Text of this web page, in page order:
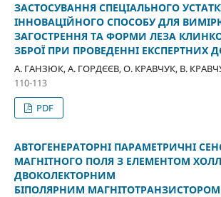
ЗАСТОСУВАННЯ СПЕЦІАЛЬНОГО
ІННОВАЦІЙНОГО СПОСОБУ ДЛЯ
ЗАГОСТРЕННЯ ТА ФОРМИ ЛЕЗА
ЗБРОЇ ПРИ ПРОВЕДЕННІ ЕКСПЕРТНИХ
А. ГАНЗЮК, А. ГОРДЄЄВ, О. КРАВЧУК, В.
110-113
PDF
АВТОГЕНЕРАТОРНІ ПАРАМЕТРИЧНІ
МАГНІТНОГО ПОЛЯ З ЕЛЕМЕНТОМ
ДВОКОЛЕКТОРНИМ
БІПОЛЯРНИМ МАГНІТОТРАНЗИСТОРОМ